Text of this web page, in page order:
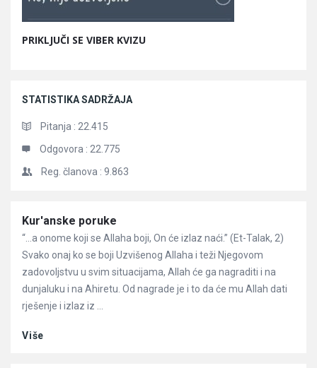
PRIKLJUČI SE VIBER KVIZU
STATISTIKA SADRŽAJA
Pitanja : 22.415
Odgovora : 22.775
Reg. članova : 9.863
Članci
Kur'anske poruke
“…a onome koji se Allaha boji, On će izlaz naći.” (Et-Talak, 2)
Svako onaj ko se boji Uzvišenog Allaha i teži Njegovom
zadovoljstvu u svim situacijama, Allah će ga nagraditi i na
dunjaluku i na Ahiretu. Od nagrade je i to da će mu Allah dati
rješenje i izlaz iz ...
Više